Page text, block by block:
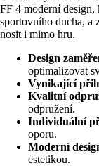
FF 4 moderní design,
sportovního ducha, a
nosit i mimo hru.
Design
optimalizovat
Vynikající
Kvalitní
odpružení.
Individuální
oporu.
Moderní
estetikou.